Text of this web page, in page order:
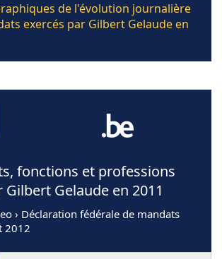
de l'évolution journalière
exercés par Gilbert Gelaude en
fonctions et professions
Gilbert Gelaude en 2011
› Déclaration fédérale de mandats
2012